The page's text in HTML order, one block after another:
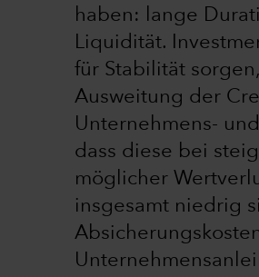
haben: lange
Liquidität.
für Stabilität
Ausweitung der
Unternehmens-
dass diese bei
möglicher
insgesamt niedrig